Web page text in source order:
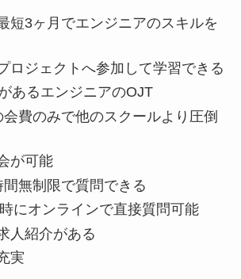
短3ヶ月でエンジニアのスキルを
ロジェクトへ参加して学習できる
あるエンジニアのOJT
会費のみで他のスクールより圧倒
が可能
無制限で質問できる
にオンラインで直接質問可能
人紹介がある
実